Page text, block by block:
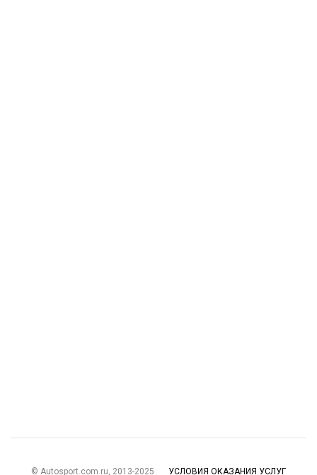
© Autosport.com.ru, 2013-2025 УСЛОВИЯ ОКАЗАНИЯ УСЛУГ